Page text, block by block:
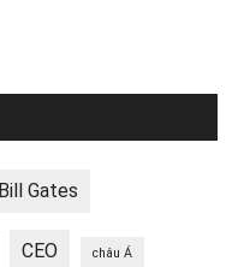
Bill Gates
CEO châu Á